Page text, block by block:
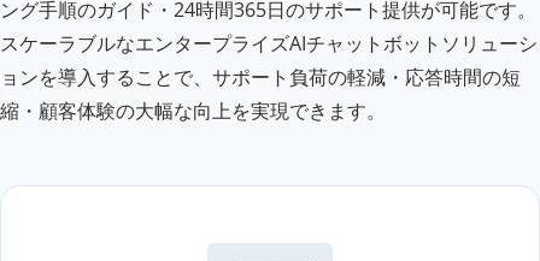
ング手順のガイド・24時間365日のサポート提供が可能です。
スケーラブルなエンタープライズAIチャットボットソリューシ
ョンを導入することで、サポート負荷の軽減・応答時間の短
縮・顧客体験の大幅な向上を実現できます。